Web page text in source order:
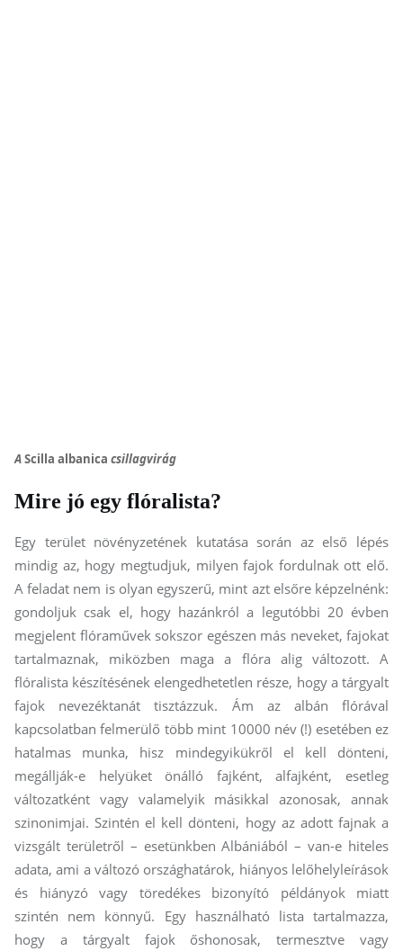
AScilla albanica csillagvirág
Mire jó egy flóralista?
Egy terület növényzetének kutatása során az első lépés
mindig az, hogy megtudjuk, milyen fajok fordulnak ott elő.
A feladat nem is olyan egyszerű, mint azt elsőre képzelnénk:
gondoljuk csak el, hogy hazánkról a legutóbbi 20 évben
megjelent flóraművek sokszor egészen más neveket, fajokat
tartalmaznak, miközben maga a flóra alig változott. A
flóralista készítésének elengedhetetlen része, hogy a tárgyalt
fajok nevezéktanát tisztázzuk. Ám az albán flórával
kapcsolatban felmerülő több mint 10000 név (!) esetében ez
hatalmas munka, hisz mindegyikükről el kell dönteni,
megállják-e helyüket önálló fajként, alfajként, esetleg
változatként vagy valamelyik másikkal azonosak, annak
szinonimjai. Szintén el kell dönteni, hogy az adott fajnak a
vizsgált területről – esetünkben Albániából – van-e hiteles
adata, ami a változó országhatárok, hiányos lelőhelyleírások
és hiányzó vagy töredékes bizonyító példányok miatt
szintén nem könnyű. Egy használható lista tartalmazza,
hogy a tárgyalt fajok őshonosak, termesztve vagy